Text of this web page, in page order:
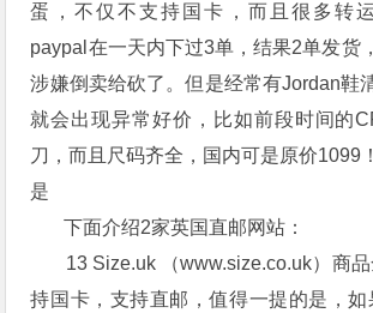
蛋，不仅不支持国卡，而且很多转
paypal在一天内下过3单，结果2单发货
涉嫌倒卖给砍了。但是经常有Jordan鞋
就会出现异常好价，比如前段时间的
刀，而且尺码齐全，国内可是原价1099！
是
下面介绍2家英国直邮网站：
13 Size.uk （www.size.co.uk）商品
持国卡，支持直邮，值得一提的是，